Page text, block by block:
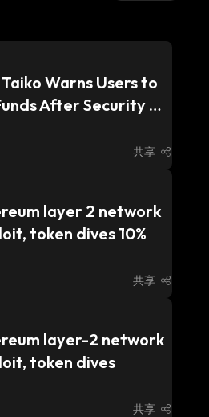
Warns Users to
After Security
共享
layer 2 network
token dives 10%
共享
layer-2 network
token dives
共享